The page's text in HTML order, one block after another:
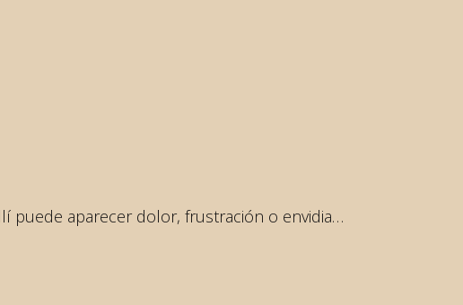
puede aparecer dolor, frustración o envidia…